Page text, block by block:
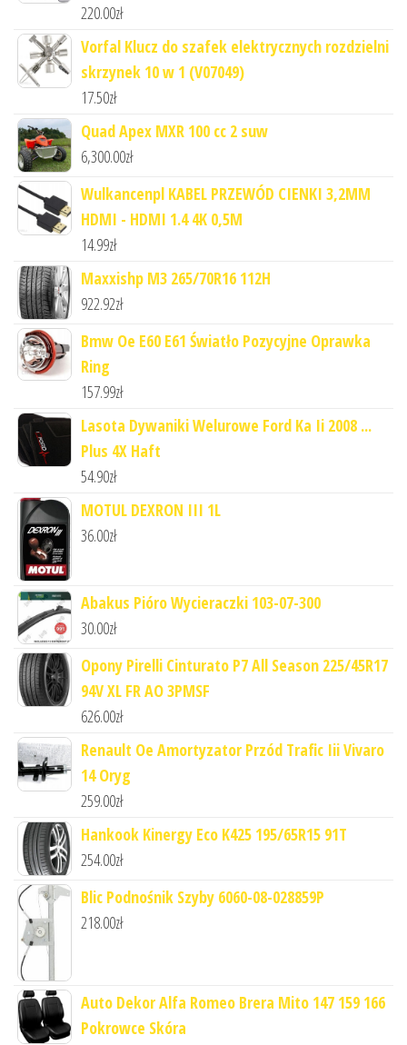
220.00zł
Vorfal Klucz do szafek elektrycznych rozdzielni
skrzynek 10 w 1 (V07049)
17.50zł
Quad Apex MXR 100 cc 2 suw
6,300.00zł
Wulkancenpl KABEL PRZEWÓD CIENKI 3,2MM
HDMI - HDMI 1.4 4K 0,5M
14.99zł
Maxxishp M3 265/70R16 112H
922.92zł
Bmw Oe E60 E61 Światło Pozycyjne Oprawka
Ring
157.99zł
Lasota Dywaniki Welurowe Ford Ka Ii 2008 ...
Plus 4X Haft
54.90zł
MOTUL DEXRON III 1L
36.00zł
Abakus Pióro Wycieraczki 103-07-300
30.00zł
Opony Pirelli Cinturato P7 All Season 225/45R17
94V XL FR AO 3PMSF
626.00zł
Renault Oe Amortyzator Przód Trafic Iii Vivaro
14 Oryg
259.00zł
Hankook Kinergy Eco K425 195/65R15 91T
254.00zł
Blic Podnośnik Szyby 6060-08-028859P
218.00zł
Auto Dekor Alfa Romeo Brera Mito 147 159 166
Pokrowce Skóra